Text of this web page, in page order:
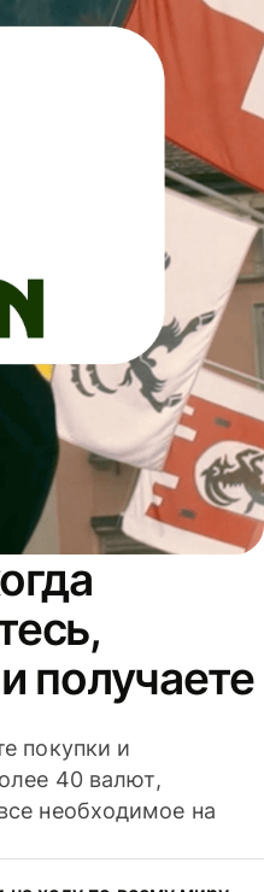
получаете
покупки и
40 валют,
необходимое на